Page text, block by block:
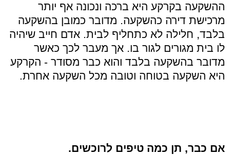
ההשקעה בקרקע היא ברכה ונכונה אף יותר
מרכישת דירה כהשקעה. מדובר כמובן בהשקעה
בלבד, חלילה לא כתחליף לבית. אדם חייב שיהיה
לו בית מגורים לגור בו. אך מעבר לכך כאשר
מדובר בהשקעה בלבד והוא כבר מסודר - הקרקע
היא השקעה בטוחה וטובה מכל השקעה אחרת.
אם כבר, תן כמה טיפים לרוכשים.